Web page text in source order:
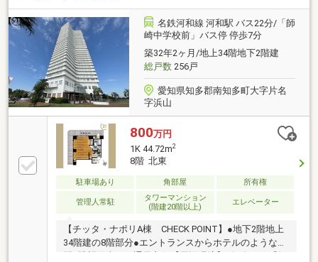
名鉄河和線 河和駅 バス22分/「師
崎中学校前」バス停 停歩7分
築32年2ヶ月/地上34階地下2階建
総戸数256戸
愛知県知多郡南知多町大字片名
字浜山
800万円
1K 44.72m2
8階 北東
駐車場あり 角部屋 所有権
管理人常駐
タワーマンション
(階建20階以上)
エレベーター
【チッタ・ナポリA棟 CHECK POINT】●地下2階地上
34階建の8階部分●エントランスからホテルのような空